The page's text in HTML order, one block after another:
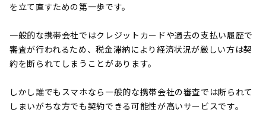
を立て直すための第一歩です。
一般的な携帯会社ではクレジットカードや過去の支払い履歴で
審査が行われるため、税金滞納により経済状況が厳しい方は契
約を断られてしまうことがあります。
しかし誰でもスマホなら一般的な携帯会社の審査では断られて
しまいがちな方でも契約できる可能性が高いサービスです。